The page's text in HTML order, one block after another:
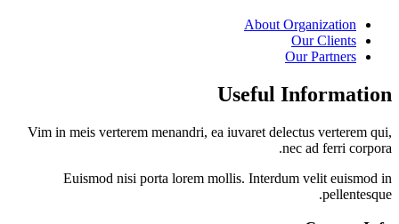
About Organization
Our Clients
Our Partners
Useful Information
Vim in meis verterem menandri, ea iuvaret delectus verterem qui,
nec ad ferri corpora.
Euismod nisi porta lorem mollis. Interdum velit euismod in
pellentesque.